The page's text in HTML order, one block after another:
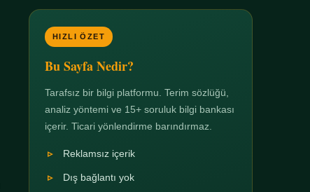
HIZLI ÖZET
Bu Sayfa Nedir?
Tarafsız bir bilgi platformu. Terim sözlüğü,
analiz yöntemi ve 15+ soruluk bilgi bankası
içerir. Ticari yönlendirme barındırmaz.
Reklamsız içerik
Dış bağlantı yok